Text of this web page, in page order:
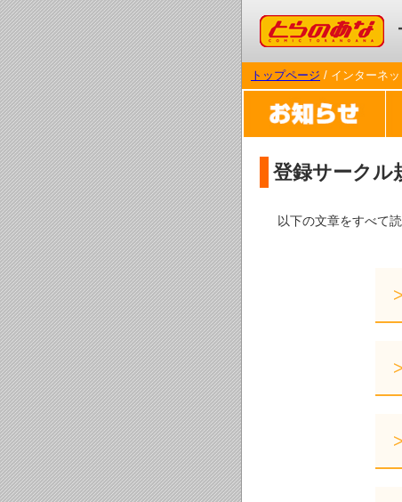
コミックとらのあな
トップページ / インターネ
登録サークル
以下の文章をすべて